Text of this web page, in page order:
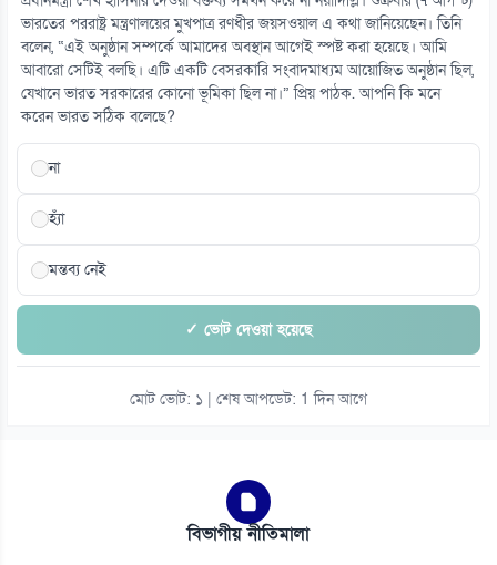
ভারতের পররাষ্ট্র মন্ত্রণালয়ের মুখপাত্র রণধীর জয়সওয়াল এ কথা জানিয়েছেন। তিনি
বলেন, “এই অনুষ্ঠান সম্পর্কে আমাদের অবস্থান আগেই স্পষ্ট করা হয়েছে। আমি
আবারো সেটিই বলছি। এটি একটি বেসরকারি সংবাদমাধ্যম আয়োজিত অনুষ্ঠান ছিল,
যেখানে ভারত সরকারের কোনো ভূমিকা ছিল না।” প্রিয় পাঠক. আপনি কি মনে
করেন ভারত সঠিক বলেছে?
না
হ্যাঁ
মন্তব্য নেই
✓ ভোট দেওয়া হয়েছে
মোট ভোট: ১ | শেষ আপডেট: 1 দিন আগে
বিভাগীয় নীতিমালা